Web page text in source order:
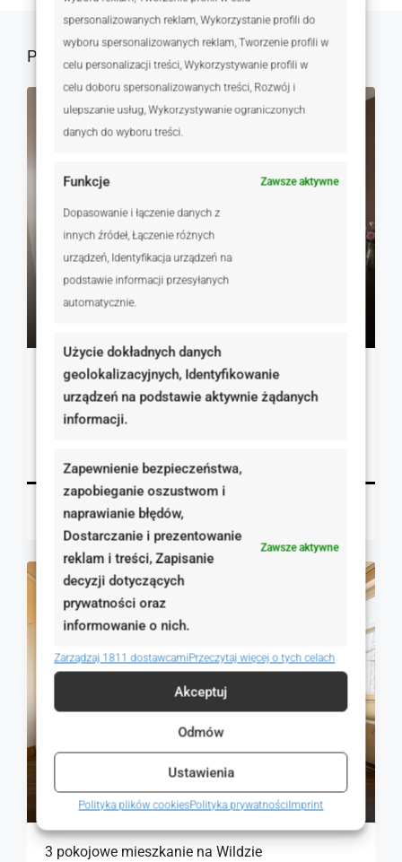
spersonalizowanych reklam, Wykorzystanie profili do
wyboru spersonalizowanych reklam, Tworzenie profili w
celu personalizacji treści, Wykorzystywanie profili w
celu doboru spersonalizowanych treści, Rozwój i
ulepszanie usług, Wykorzystywanie ograniczonych
danych do wyboru treści.
Funkcje Zawsze aktywne
Dopasowanie i łączenie danych z
innych źródeł, Łączenie różnych
urządzeń, Identyfikacja urządzeń na
podstawie informacji przesyłanych
automatycznie.
Użycie dokładnych danych
geolokalizacyjnych, Identyfikowanie
urządzeń na podstawie aktywnie żądanych
informacji.
Zapewnienie bezpieczeństwa,
zapobieganie oszustwom i
naprawianie błędów,
Dostarczanie i prezentowanie
reklam i treści, Zapisanie
decyzji dotyczących
prywatności oraz
informowanie o nich.
Zawsze aktywne
Zarządzaj 1811 dostawcamiPrzeczytaj więcej o tych celach
Akceptuj
Odmów
Ustawienia
Polityka plików cookiesPolityka prywatnościImprint
Podobne oferty
NA SPRZEDAŻ RYNEK WTÓRNY
530 000 zł
2 pokojowe mieszkanie ul. Warszawska
Poznań, Polska
Magdalena Mulczyńska
8 400 zł
3 pokojowe mieszkanie na Wildzie